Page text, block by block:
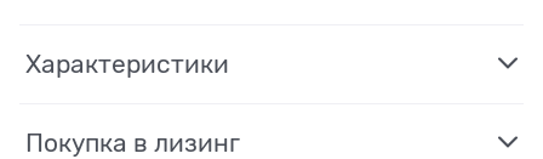
Характеристики
Покупка в лизинг